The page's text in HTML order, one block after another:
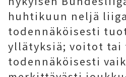
huhtikuun neljä
todennäköisesti
yllätyksiä; voitot tai
todennäköisesti